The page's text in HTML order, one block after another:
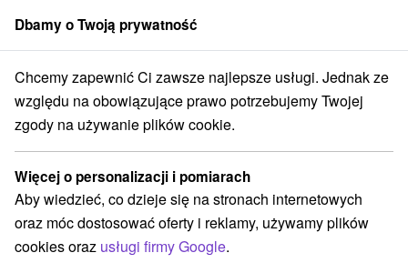
członek grupySorger
relaksacyjne Stredné Slovensko Banskobystrický kraj Vígľaš
Pobyty relaksacyjne Vígľaš
Kategorie
Wszystkie kategorie
Pobyty z rabatem(1)
Wellness pobyty(5) Wyjazdy weekendowe
Dbamy o Twoją prywatność
Chcemy zapewnić Ci zawsze najlepsze usługi. Jednak ze
względu na obowiązujące prawo potrzebujemy Twojej
zgody na używanie plików cookie.
Więcej o personalizacji i pomiarach
Aby wiedzieć, co dzieje się na stronach internetowych
oraz móc dostosować oferty i reklamy, używamy plików
cookies oraz usługi firmy Google.